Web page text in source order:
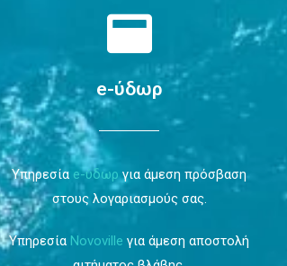
e-ύδωρ
Υπηρεσία e-ύδωρ για άμεση πρόσβαση
στους λογαριασμούς σας.
Υπηρεσία Novoville για άμεση αποστολή